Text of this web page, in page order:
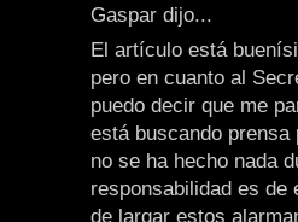
Gaspar dijo...
El artículo está
pero en cuanto al
puedo decir que me
está buscando
no se ha hecho nada
responsabilidad es
de largar estos